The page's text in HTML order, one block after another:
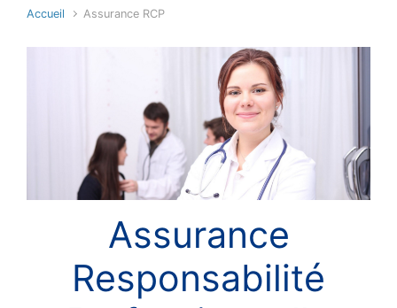
Accueil Assurance RCP
Assurance
Responsabilité